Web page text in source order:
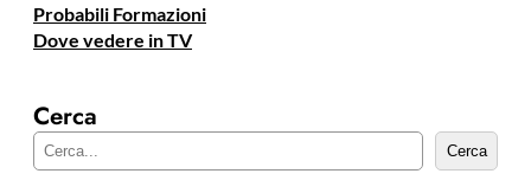
Probabili Formazioni
Dove vedere in TV
Cerca
e
Cerca